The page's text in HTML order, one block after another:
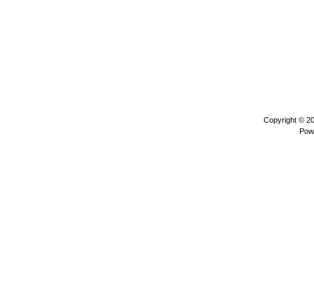
Copyright ©